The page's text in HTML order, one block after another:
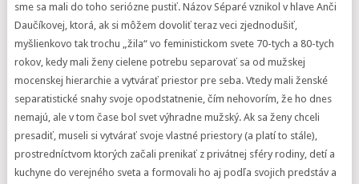
sme sa mali do toho seriózne pustiť. Názov Séparé vznikol v hlave Anči
Daučíkovej, ktorá, ak si môžem dovoliť teraz veci zjednodušiť,
myšlienkovo tak trochu „žila“ vo feministickom svete 70-tych a 80-tych
rokov, kedy mali ženy cielene potrebu separovať sa od mužskej
mocenskej hierarchie a vytvárať priestor pre seba. Vtedy mali ženské
separatistické snahy svoje opodstatnenie, čím nehovorím, že ho dnes
nemajú, ale v tom čase bol svet výhradne mužský. Ak sa ženy chceli
presadiť, museli si vytvárať svoje vlastné priestory (a platí to stále),
prostredníctvom ktorých začali prenikať z privátnej sféry rodiny, detí a
kuchyne do verejného sveta a formovali ho aj podľa svojich predstáv a